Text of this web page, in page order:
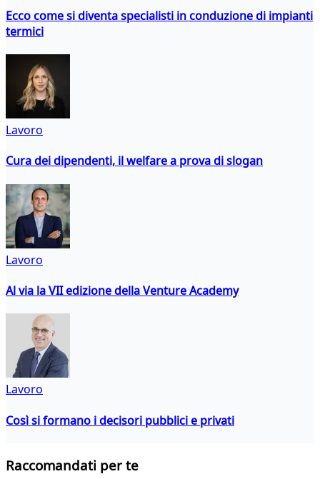
Ecco come si diventa specialisti in conduzione di impianti
termici
Lavoro
Cura dei dipendenti, il welfare a prova di slogan
Lavoro
Al via la VII edizione della Venture Academy
Lavoro
Così si formano i decisori pubblici e privati
Raccomandati per te